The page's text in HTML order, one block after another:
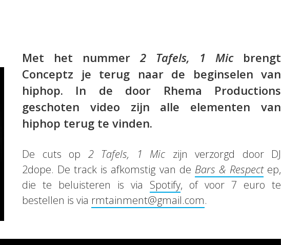
Met het nummer 2 Tafels, 1 Micbrengt
Conceptz je terug naar de beginselen van
hiphop. In de door Rhema Productions
geschoten video zijn alle elementen van
hiphop terug te vinden.
De cuts op 2 Tafels, 1 Mic zijn verzorgd door DJ
2dope. De track is afkomstig van de Bars & Respectep,
die te beluisteren is via Spotify, of voor 7 euro te
bestellen is via rmtainment@gmail.com.